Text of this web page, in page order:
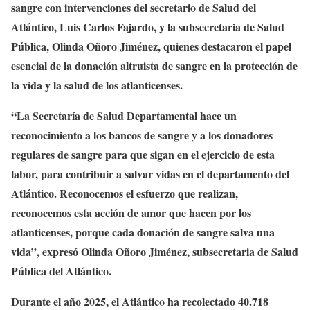
sangre con intervenciones del secretario de Salud del
Atlántico, Luis Carlos Fajardo, y la subsecretaria de Salud
Pública, Olinda Oñoro Jiménez, quienes destacaron el papel
esencial de la donación altruista de sangre en la protección de
la vida y la salud de los atlanticenses.
“La Secretaría de Salud Departamental hace un
reconocimiento a los bancos de sangre y a los donadores
regulares de sangre para que sigan en el ejercicio de esta
labor, para contribuir a salvar vidas en el departamento del
Atlántico. Reconocemos el esfuerzo que realizan,
reconocemos esta acción de amor que hacen por los
atlanticenses, porque cada donación de sangre salva una
vida”, expresó Olinda Oñoro Jiménez, subsecretaria de Salud
Pública del Atlántico.
Durante el año 2025, el Atlántico ha recolectado 40.718